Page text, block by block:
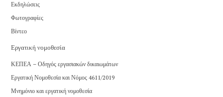
Εκδηλώσεις
Φωτογραφίες
Βίντεο
Εργατική νομοθεσία
ΚΕΠΕΑ – Οδηγός εργασιακών δικαιωμάτων
Εργατική Νομοθεσία και Νόμος 4611/2019
Μνημόνιο και εργατική νομοθεσία